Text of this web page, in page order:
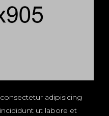
adipisicing
ut labore et